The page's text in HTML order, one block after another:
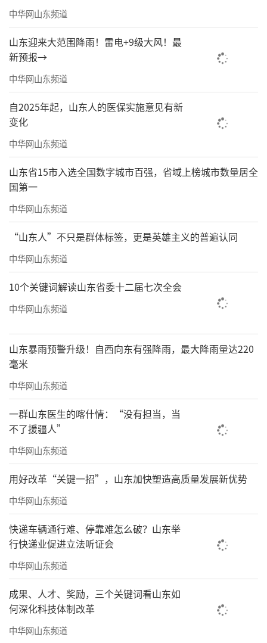
中华网山东频道
山东迎来大范围降雨！雷电+9级大风！最
新预报→
中华网山东频道
自2025年起，山东人的医保实施意见有新
变化
中华网山东频道
山东省15市入选全国数字城市百强，省域上榜城市数量居全
国第一
中华网山东频道
“山东人”不只是群体标签，更是英雄主义的普遍认同
中华网山东频道
10个关键词解读山东省委十二届七次全会
中华网山东频道
山东暴雨预警升级！自西向东有强降雨，最大降雨量达220
毫米
中华网山东频道
一群山东医生的喀什情：“没有担当，当
不了援疆人”
中华网山东频道
用好改革“关键一招”，山东加快塑造高质量发展新优势
中华网山东频道
快递车辆通行难、停靠难怎么破？山东举
行快递业促进立法听证会
中华网山东频道
成果、人才、奖励，三个关键词看山东如
何深化科技体制改革
中华网山东频道